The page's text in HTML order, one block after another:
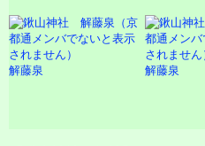
解藤泉 解藤泉